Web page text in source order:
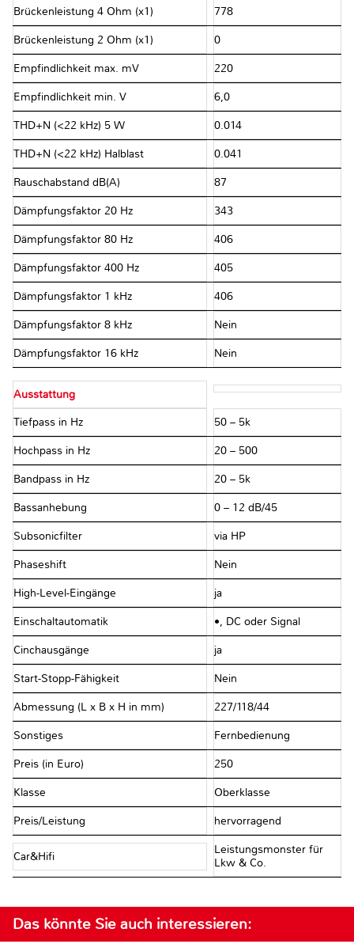
Brückenleistung 4 Ohm (x1) 778
Brückenleistung 2 Ohm (x1) 0
Empfindlichkeit max. mV 220
Empfindlichkeit min. V 6,0
THD+N (<22 kHz) 5 W 0.014
THD+N (<22 kHz) Halblast 0.041
Rauschabstand dB(A) 87
Dämpfungsfaktor 20 Hz 343
Dämpfungsfaktor 80 Hz 406
Dämpfungsfaktor 400 Hz 405
Dämpfungsfaktor 1 kHz 406
Dämpfungsfaktor 8 kHz Nein
Dämpfungsfaktor 16 kHz Nein
Ausstattung
Tiefpass in Hz 50 – 5k
Hochpass in Hz 20 – 500
Bandpass in Hz 20 – 5k
Bassanhebung 0 – 12 dB/45
Subsonicfilter via HP
Phaseshift Nein
High-Level-Eingänge ja
Einschaltautomatik •, DC oder Signal
Cinchausgänge ja
Start-Stopp-Fähigkeit Nein
Abmessung (L x B x H in mm) 227/118/44
Sonstiges Fernbedienung
Preis (in Euro) 250
Klasse Oberklasse
Preis/Leistung hervorragend
Car&Hifi
Leistungsmonster für
Lkw & Co.
Das könnte Sie auch interessieren: